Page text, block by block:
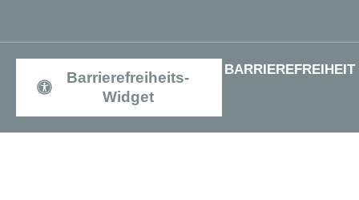
Barrierefreiheits-
Widget
BARRIEREFREIHEIT